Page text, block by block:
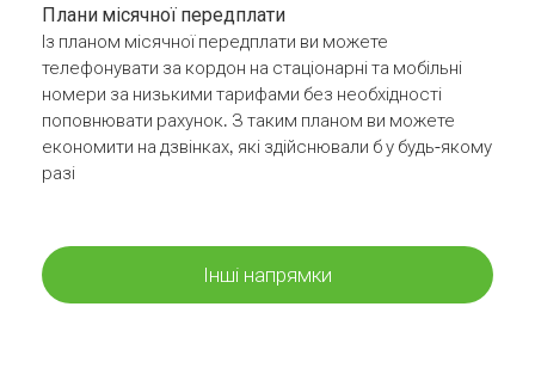
Плани місячної передплати
Із планом місячної передплати ви можете
телефонувати за кордон на стаціонарні та мобільні
номери за низькими тарифами без необхідності
поповнювати рахунок. З таким планом ви можете
економити на дзвінках, які здійснювали б у будь-якому
разі
Інші напрямки